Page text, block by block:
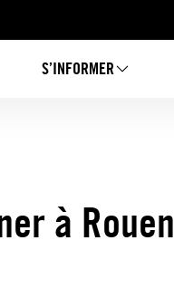
S’INFORMER
à Rouen